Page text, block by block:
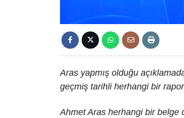
Aras yapmış olduğu
geçmiş tarihli herhangi bir
Ahmet Aras herhangi bir belge